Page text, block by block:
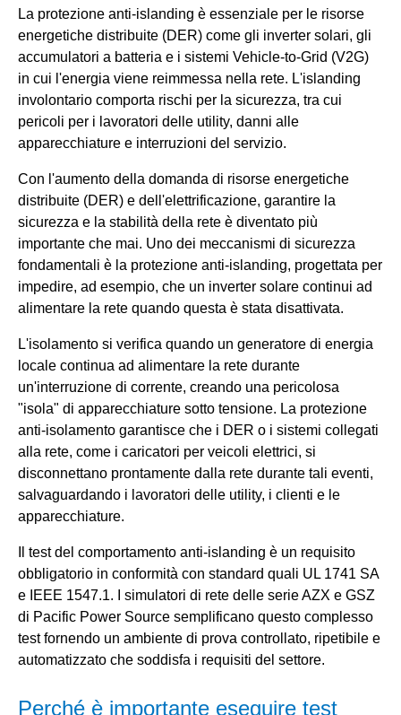
La protezione anti-islanding è essenziale per le risorse
energetiche distribuite (DER) come gli inverter solari, gli
accumulatori a batteria e i sistemi Vehicle-to-Grid (V2G)
in cui l'energia viene reimmessa nella rete. L'islanding
involontario comporta rischi per la sicurezza, tra cui
pericoli per i lavoratori delle utility, danni alle
apparecchiature e interruzioni del servizio.
Con l'aumento della domanda di risorse energetiche
distribuite (DER) e dell'elettrificazione, garantire la
sicurezza e la stabilità della rete è diventato più
importante che mai. Uno dei meccanismi di sicurezza
fondamentali è la protezione anti-islanding, progettata per
impedire, ad esempio, che un inverter solare continui ad
alimentare la rete quando questa è stata disattivata.
L'isolamento si verifica quando un generatore di energia
locale continua ad alimentare la rete durante
un'interruzione di corrente, creando una pericolosa
"isola" di apparecchiature sotto tensione. La protezione
anti-isolamento garantisce che i DER o i sistemi collegati
alla rete, come i caricatori per veicoli elettrici, si
disconnettano prontamente dalla rete durante tali eventi,
salvaguardando i lavoratori delle utility, i clienti e le
apparecchiature.
Il test del comportamento anti-islanding è un requisito
obbligatorio in conformità con standard quali UL 1741 SA
e IEEE 1547.1. I simulatori di rete delle serie AZX e GSZ
di Pacific Power Source semplificano questo complesso
test fornendo un ambiente di prova controllato, ripetibile e
automatizzato che soddisfa i requisiti del settore.
Perché è importante eseguire test